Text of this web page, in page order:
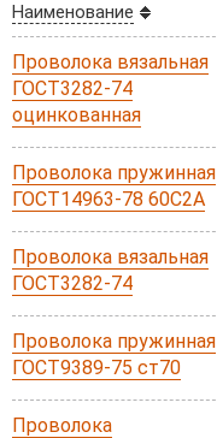
Наименование
Проволока вязальная
ГОСТ3282-74
оцинкованная
Проволока пружинная
ГОСТ14963-78 60С2А
Проволока вязальная
ГОСТ3282-74
Проволока пружинная
ГОСТ9389-75 ст70
Проволока